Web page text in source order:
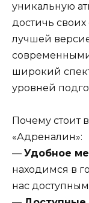
уникальную
достичь
лучшей
широкий
уровней
Почему стоит
«Адреналин»:
— Удобное
находимся в
нас